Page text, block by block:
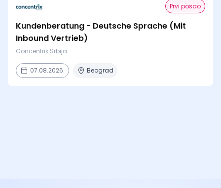
Prvi posao
Kundenberatung - Deutsche Sprache (Mit
Inbound Vertrieb)
Concentrix Srbija
07.08.2026. Beograd